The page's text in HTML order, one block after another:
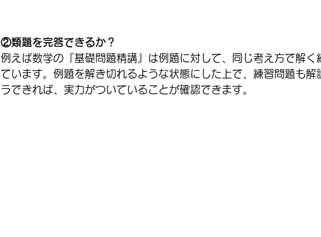
②類題を完答できるか？
例えば数学の『基礎問題精講』は例題に対して、同じ考え方で解
ています。例題を解き切れるような状態にした上で、練習問題も解
ラできれば、実力がついていることが確認できます。